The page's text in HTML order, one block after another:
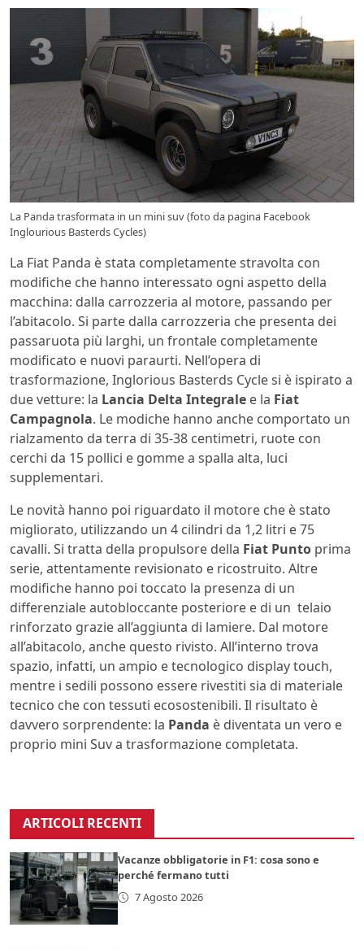
La Panda trasformata in un mini suv (foto da pagina Facebook
Inglourious Basterds Cycles)
La Fiat Panda è stata completamente stravolta con
modifiche che hanno interessato ogni aspetto della
macchina: dalla carrozzeria al motore, passando per
l’abitacolo. Si parte dalla carrozzeria che presenta dei
passaruota più larghi, un frontale completamente
modificato e nuovi paraurti. Nell’opera di
trasformazione, Inglorious Basterds Cycle si è ispirato a
due vetture: la Lancia Delta Integrale e la Fiat
Campagnola. Le modiche hanno anche comportato un
rialzamento da terra di 35-38 centimetri, ruote con
cerchi da 15 pollici e gomme a spalla alta, luci
supplementari.
Le novità hanno poi riguardato il motore che è stato
migliorato, utilizzando un 4 cilindri da 1,2 litri e 75
cavalli. Si tratta della propulsore della Fiat Punto prima
serie, attentamente revisionato e ricostruito. Altre
modifiche hanno poi toccato la presenza di un
differenziale autobloccante posteriore e di un telaio
rinforzato grazie all’aggiunta di lamiere. Dal motore
all’abitacolo, anche questo rivisto. All’interno trova
spazio, infatti, un ampio e tecnologico display touch,
mentre i sedili possono essere rivestiti sia di materiale
tecnico che con tessuti ecosostenibili. Il risultato è
davvero sorprendente: la Panda è diventata un vero e
proprio mini Suv a trasformazione completata.
ARTICOLI RECENTI
Vacanze obbligatorie in F1: cosa sono e
perché fermano tutti
7 Agosto 2026